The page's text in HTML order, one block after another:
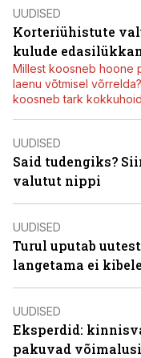
UUDISED
Korteriühistute
kulude
Millest koosneb hoone
laenu võtmisel
koosneb tark
UUDISED
Said tudengiks?
valutut nippi
UUDISED
Turul uputab
langetama ei kibele
UUDISED
Eksperdid:
pakuvad